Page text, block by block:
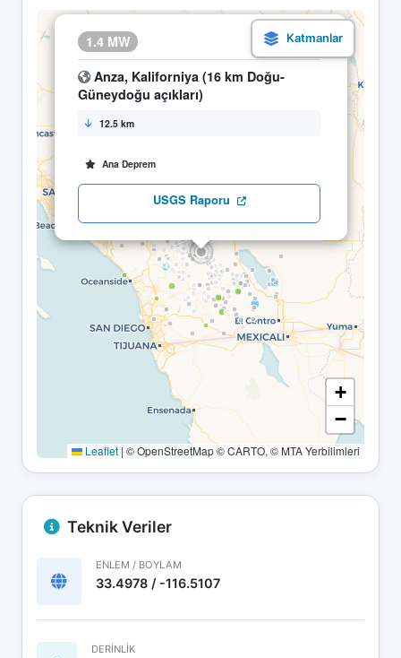
1.4 MW 12.05 15:37
Anza, Kaliforniya (16 km Doğu-
Güneydoğu açıkları)
12.5 km
Ana Deprem
USGS Raporu
×
+
−
Leaflet | © OpenStreetMap © CARTO, © MTA Yerbilimleri
Teknik Veriler
ENLEM / BOYLAM
33.4978 / -116.5107
DERINLIK